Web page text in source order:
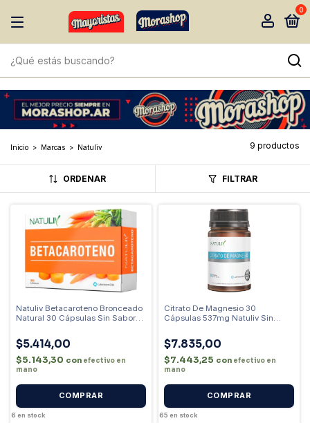
0
Inicio > Marcas > Natuliv 9 productos
ORDENAR FILTRAR
Natuliv Betacaroteno Bronceado
Natural 30 Cápsulas Sin Sabor
$5.414,00
$5.143,30 con efectivo en
mano
6 en stock
Citrato De Magnesio 30
Cápsulas 537mg Natuliv Sin
$7.835,00
$7.443,25 con efectivo en
mano
65 en stock